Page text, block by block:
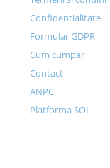
Confidentialitate
Formular GDPR
Cum cumpar
Contact
ANPC
Platforma SOL